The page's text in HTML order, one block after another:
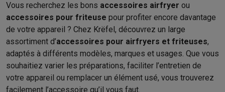
Vous recherchez les bons accessoires airfryer ou
accessoires pour friteuse pour profiter encore davantage
de votre appareil ? Chez Krëfel, découvrez un large
assortiment d’accessoires pour airfryers et friteuses,
adaptés à différents modèles, marques et usages. Que vous
souhaitiez varier les préparations, faciliter l’entretien de
votre appareil ou remplacer un élément usé, vous trouverez
facilement l’accessoire qu’il vous faut.